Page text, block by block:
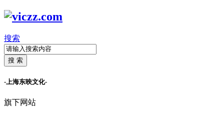
搜索
搜 索
-上海东映文化-
旗下网站